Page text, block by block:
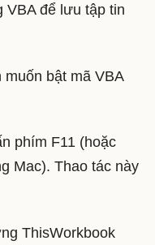
để lưu tập tin
bật mã VBA
phím F11 (hoặc
Mac). Thao tác này
ThisWorkbook